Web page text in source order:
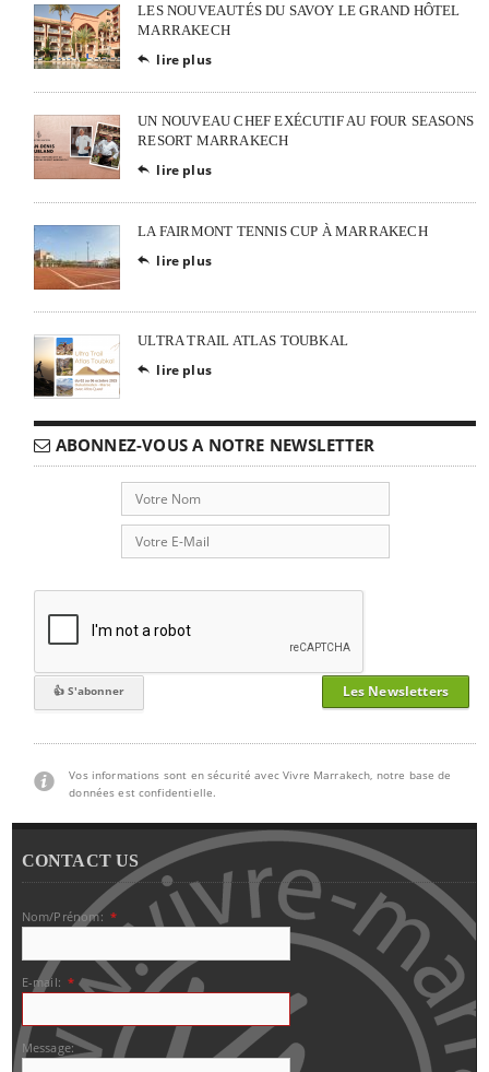
LES NOUVEAUTÉS DU SAVOY LE GRAND HÔTEL
MARRAKECH
 lire plus
UN NOUVEAU CHEF EXÉCUTIF AU FOUR SEASONS
RESORT MARRAKECH
 lire plus
LA FAIRMONT TENNIS CUP À MARRAKECH
 lire plus
ULTRA TRAIL ATLAS TOUBKAL
 lire plus
ABONNEZ-VOUS A NOTRE NEWSLETTER
Les Newsletters
Vos informations sont en sécurité avec Vivre Marrakech, notre base de
données est confidentielle.
CONTACT US
Nom/Prénom: *
E-mail: *
Message: